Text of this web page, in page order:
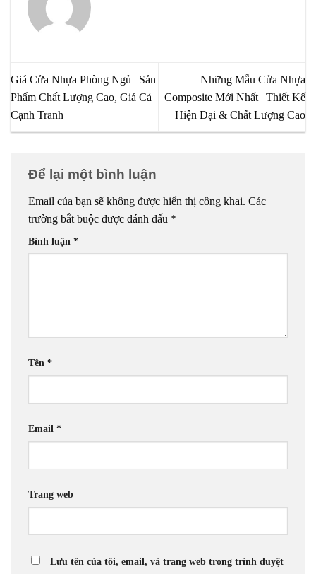
Giá Cửa Nhựa Phòng Ngủ | Sản
Phẩm Chất Lượng Cao, Giá Cả
Cạnh Tranh
Những Mẫu Cửa Nhựa
Composite Mới Nhất | Thiết Kế
Hiện Đại & Chất Lượng Cao
Để lại một bình luận
Email của bạn sẽ không được hiển thị công khai. Các
trường bắt buộc được đánh dấu *
Bình luận *
Tên *
Email *
Trang web
Lưu tên của tôi, email, và trang web trong trình duyệt